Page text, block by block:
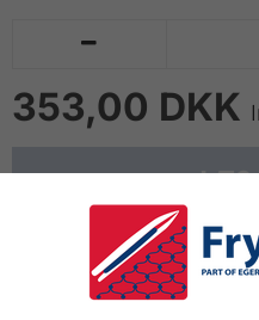

353,00 DKK
LÆG
Neopren Maree ærmer